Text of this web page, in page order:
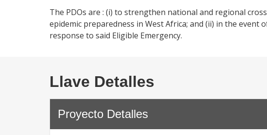
The PDOs are : (i) to strengthen national and regional
epidemic preparedness in West Africa; and (ii) in the event
response to said Eligible Emergency.
Llave Detalles
Proyecto Detalles